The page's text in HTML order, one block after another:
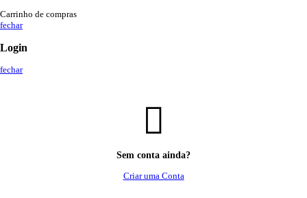
Carrinho de compras
fechar
Login
fechar
Sem conta ainda?
Criar uma Conta